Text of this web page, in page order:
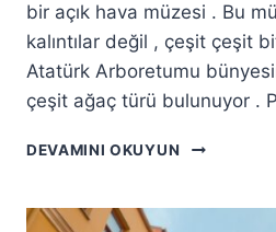
bir açık hava müzesi . Bu
kalıntılar değil , çeşit çeşit
Atatürk Arboretumu
çeşit ağaç türü bulunuyor .
DEVAMINI OKUYUN
ATATÜRK